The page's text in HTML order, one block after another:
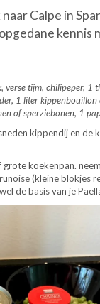
Calpe in
kennis
tijm, chilipeper,
1 liter
of sperziebonen, 1
kippendij en de
koekenpan.
(kleine blokjes
de basis van je